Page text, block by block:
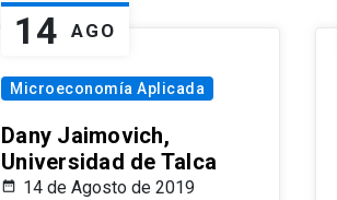
14 AGO
Microeconomía Aplicada
Dany Jaimovich,
Universidad de Talca
14 de Agosto de 2019